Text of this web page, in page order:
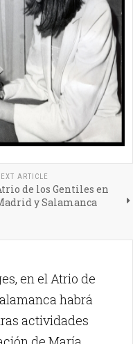
ARTICLE
de los Gentiles en
y Salamanca
en el Atrio de
habrá
actividades